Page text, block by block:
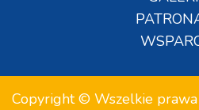
Copyright © Wszelkie prawa